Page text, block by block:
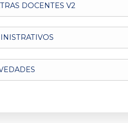
DOCENTES V2